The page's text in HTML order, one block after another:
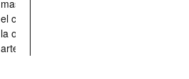
mascotas en
el centro de
la obra de
arte.